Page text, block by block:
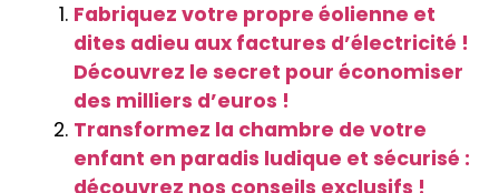
Fabriquez votre propre éolienne et
dites adieu aux factures d’électricité !
Découvrez le secret pour économiser
des milliers d’euros !
Transformez la chambre de votre
enfant en paradis ludique et sécurisé :
découvrez nos conseils exclusifs !